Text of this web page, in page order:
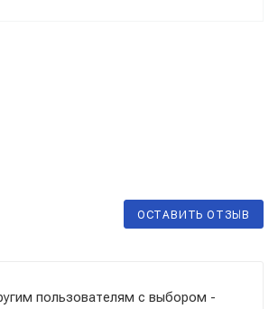
ОСТАВИТЬ ОТЗЫВ
пользователям с выбором -